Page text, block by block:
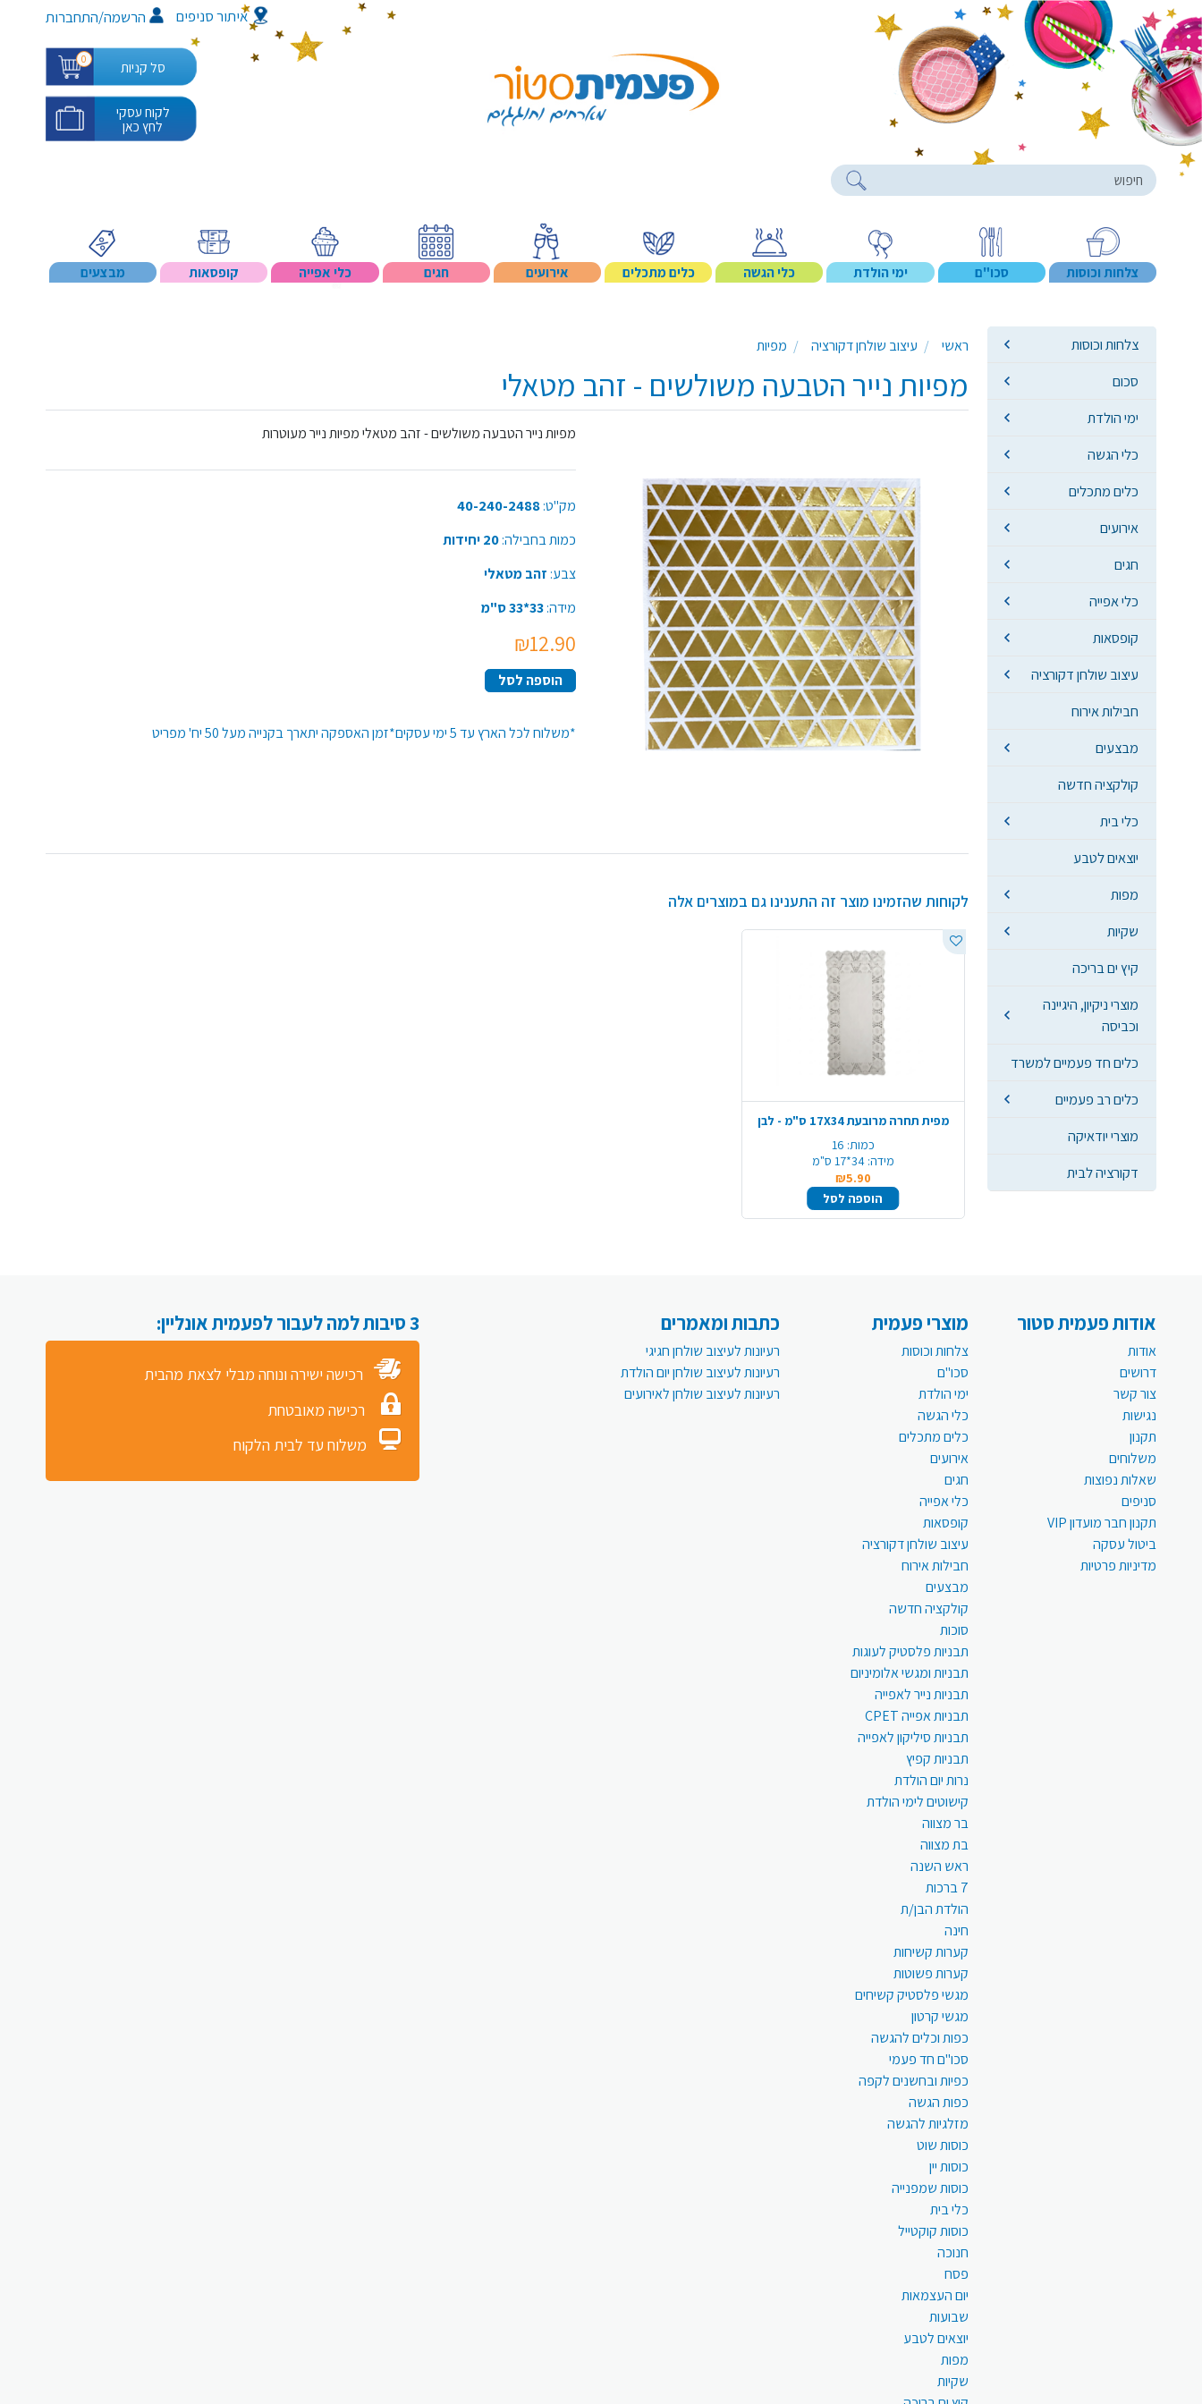
איתור סניפים הרשמה/התחברות
סל קניות 0
לקוח עסקי
לחץ כאן
Search products
צלחות וכוסות סכו"ם ימי הולדת כלי הגשה כלים מתכלים אירועים חגים כלי אפייה קופסאות מבצעים
צלחות וכוסות
סכום
ימי הולדת
כלי הגשה
כלים מתכלים
אירועים
חגים
כלי אפייה
קופסאות
עיצוב שולחן דקורציה
חבילות אירוח
מבצעים
קולקציה חדשה
כלי בית
יוצאים לטבע
מפות
שקיות
קיץ ים בריכה
מוצרי ניקיון, היגיינה
וכביסה
כלים חד פעמיים למשרד
כלים רב פעמיים
מוצרי יודאיקה
דקורציה לבית
ראשי עיצוב שולחן דקורציה מפיות
מפיות נייר הטבעה משולשים - זהב מטאלי
מפיות נייר הטבעה משולשים - זהב מטאלי מפיות נייר מעוטרות
מק"ט:40-240-2488
כמות בחבילה:20 יחידות
צבע: זהב מטאלי
מידה:33*33 ס"מ
₪12.90
הוספה לסל
*משלוח לכל הארץ עד 5 ימי עסקים*זמן האספקה יתארך בקנייה מעל 50 יח' מפריט
לקוחות שהזמינו מוצר זה התענינו גם במוצרים אלה
מפית תחרה מרובעת 17X34 ס"מ - לבן
כמות: 16
מידה: 34*17 ס"מ
₪5.90
הוספה לסל
אודות פעמית סטור
אודות
דרושים
צור קשר
נגישות
תקנון
משלוחים
שאלות נפוצות
סניפים
תקנון חבר מועדון VIP
ביטול עסקה
מדיניות פרטיות
מוצרי פעמית
צלחות וכוסות
סכו"ם
ימי הולדת
כלי הגשה
כלים מתכלים
אירועים
חגים
כלי אפייה
קופסאות
עיצוב שולחן דקורציה
חבילות אירוח
מבצעים
קולקציה חדשה
סוכות
תבניות פלסטיק לעוגות
תבניות ומגשי אלומיניום
תבניות נייר לאפייה
תבניות אפייה CPET
תבניות סיליקון לאפייה
תבניות קפיץ
נרות יום הולדת
קישוטים לימי הולדת
בר מצווה
בת מצווה
ראש השנה
7 ברכות
הולדת הבן/ת
חינה
קערות קשיחות
קערות פשוטות
מגשי פלסטיק קשיחים
מגשי קרטון
כפות וכלים להגשה
סכו"ם חד פעמי
כפיות ובחשנים לקפה
כפות הגשה
מזלגיות להגשה
כוסות שוט
כוסות יין
כוסות שמפנייה
כלי בית
כוסות קוקטייל
חנוכה
פסח
יום העצמאות
שבועות
יוצאים לטבע
מפות
שקיות
כתבות ומאמרים
רעיונות לעיצוב שולחן חגיגי
רעיונות לעיצוב שולחן יום הולדת
רעיונות לעיצוב שולחן לאירועים
3 סיבות למה לעבור לפעמית אונליין:
רכישה ישירה ונוחה מבלי לצאת מהבית
רכישה מאובטחת
משלוח עד לבית הלקוח